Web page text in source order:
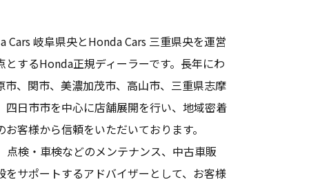
Cars 岐阜県央とHonda Cars 三重県央を運営
するHonda正規ディーラーです。長年にわ
、関市、美濃加茂市、高山市、三重県志摩
四日市市を中心に店舗展開を行い、地域密着
客様から信頼をいただいております。
検・車検などのメンテナンス、中古車販
サポートするアドバイザーとして、お客様